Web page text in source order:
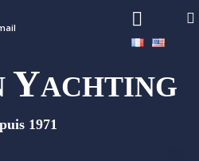
YACHTING
1971